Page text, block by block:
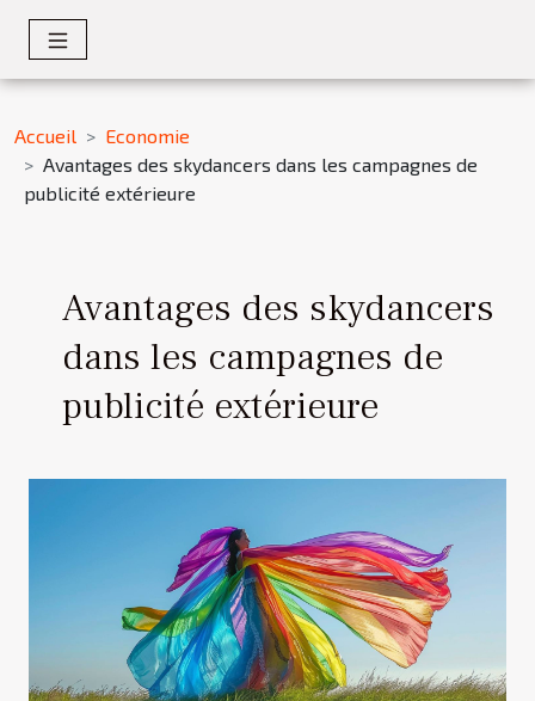
Accueil
Economie
Avantages des skydancers dans les campagnes de
publicité extérieure
Avantages des skydancers
dans les campagnes de
publicité extérieure